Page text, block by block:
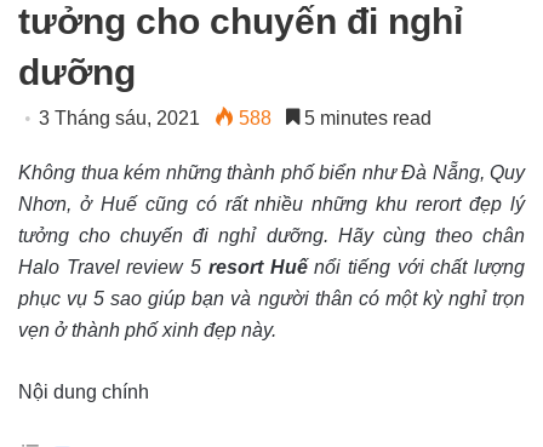
tưởng cho chuyến đi nghỉ
dưỡng
3 Tháng sáu, 2021 588 5 minutes read
Không thua kém những thành phố biển như Đà Nẵng, Quy
Nhơn, ở Huế cũng có rất nhiều những khu rerort đẹp lý
tưởng cho chuyến đi nghỉ dưỡng. Hãy cùng theo chân
Halo Travel review 5 resort Huếnổi tiếng với chất lượng
phục vụ 5 sao giúp bạn và người thân có một kỳ nghỉ trọn
vẹn ở thành phố xinh đẹp này.
Nội dung chính